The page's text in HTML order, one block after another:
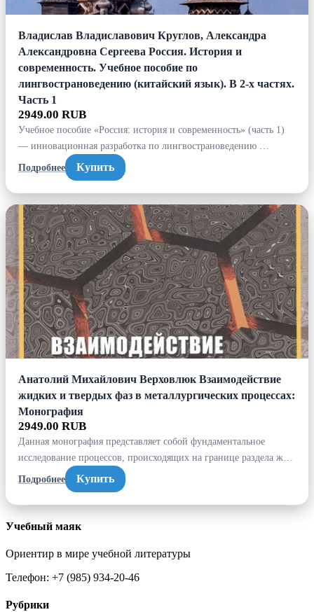
Владислав Владиславович Круглов, Александра
Александровна Сергеева Россия. История и
современность. Учебное пособие по
лингвострановедению (китайский язык). В 2-х частях.
Часть 1
2949.00 RUB
Учебное пособие «Россия: история и современность» (часть 1)
— инновационная разработка по лингвострановедению …
Подробнее
Купить
Анатолий Михайлович Верховлюк Взаимодействие
жидких и твердых фаз в металлургических процессах:
Монография
2949.00 RUB
Данная монография представляет собой фундаментальное
исследование процессов, происходящих на границе раздела ж…
Подробнее
Купить
Учебный маяк
Ориентир в мире учебной литературы
Телефон: +7 (985) 934-20-46
Рубрики